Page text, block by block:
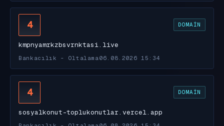
4 DOMAIN
kmpnyamrkzbsvrnktasi.live
Bankacılık - Oltalama 06.08.2026 15:34
4 DOMAIN
sosyalkonut-toplukonutlar.vercel.app